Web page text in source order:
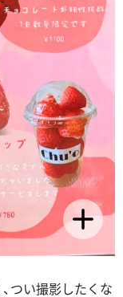
つい撮影したくな